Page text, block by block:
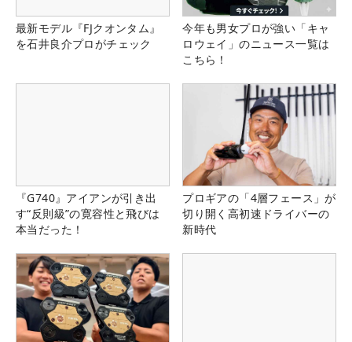
最新モデル『FJクオンタム』
を石井良介プロがチェック
今年も男女プロが強い「キャ
ロウェイ」のニュース一覧は
こちら！
『G740』アイアンが引き出
す“反則級”の寛容性と飛びは
本当だった！
プロギアの「4層フェース」が
切り開く高初速ドライバーの
新時代